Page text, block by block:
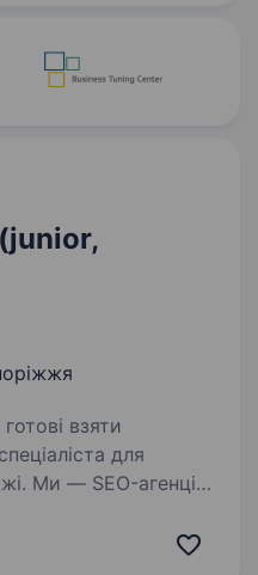
(junior,
взяти
Ми — SEO-агенція
клієнтів. Зараз